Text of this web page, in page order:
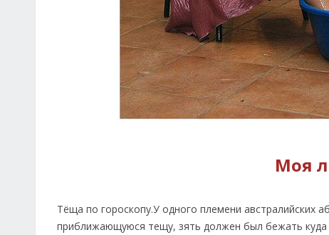
Моя
Тёща по гороскопу.У одного племени австралийских
приближающуюся тещу, зять должен был бежать куда